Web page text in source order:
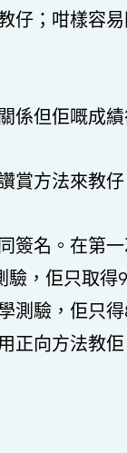
仔；咁樣容
係但佢嘅成績
賞方法來教仔
簽名。在第
，佢只取得
測驗，佢只
正向方法教